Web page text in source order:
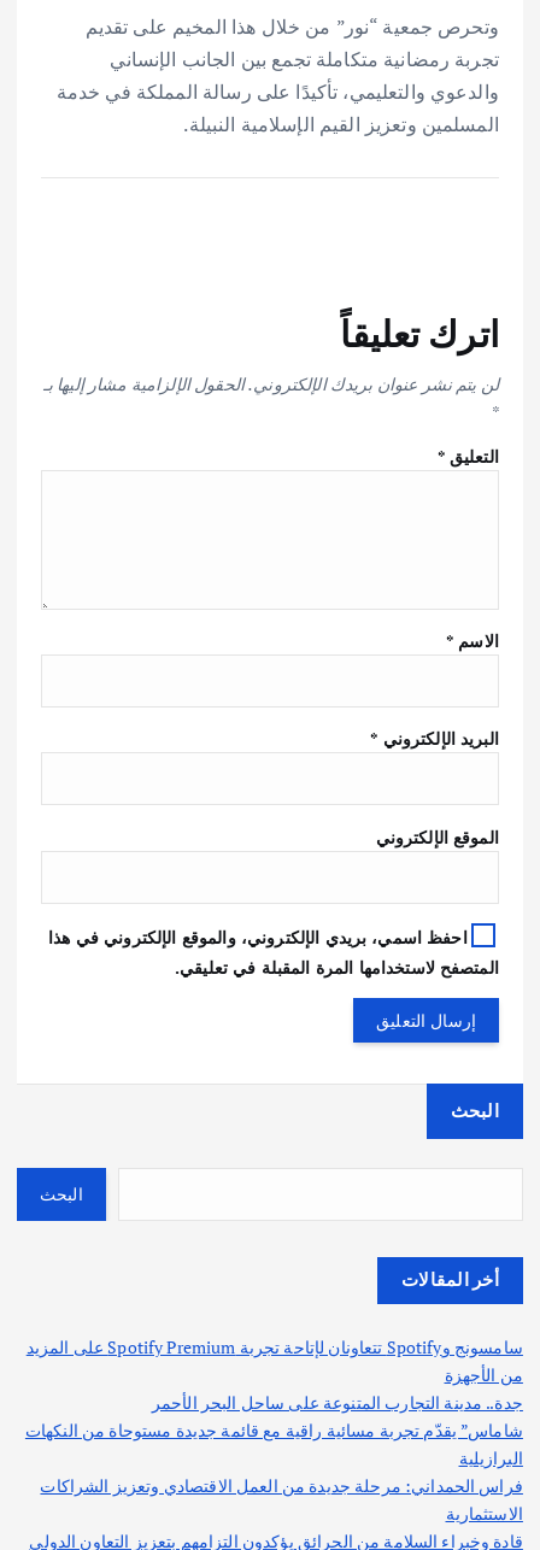
وتحرص جمعية “نور” من خلال هذا المخيم على تقديم
تجربة رمضانية متكاملة تجمع بين الجانب الإنساني
والدعوي والتعليمي، تأكيدًا على رسالة المملكة في خدمة
المسلمين وتعزيز القيم الإسلامية النبيلة.
اترك تعليقاً
لن يتم نشر عنوان بريدك الإلكتروني.الحقول الإلزامية مشار إليها بـ
*
التعليق*
الاسم *
البريد الإلكتروني *
الموقع الإلكتروني
احفظ اسمي، بريدي الإلكتروني، والموقع الإلكتروني في هذا
المتصفح لاستخدامها المرة المقبلة في تعليقي.
البحث
البحث
أخر المقالات
سامسونج وSpotify تتعاونان لإتاحة تجربة Spotify Premium على المزيد
من الأجهزة
جدة.. مدينة التجارب المتنوعة على ساحل البحر الأحمر
شاماس” يقدّم تجربة مسائية راقية مع قائمة جديدة مستوحاة من النكهات
البرازيلية
فراس الحمداني: مرحلة جديدة من العمل الاقتصادي وتعزيز الشراكات
الاستثمارية
قادة وخبراء السلامة من الحرائق يؤكدون التزامهم بتعزيز التعاون الدولي